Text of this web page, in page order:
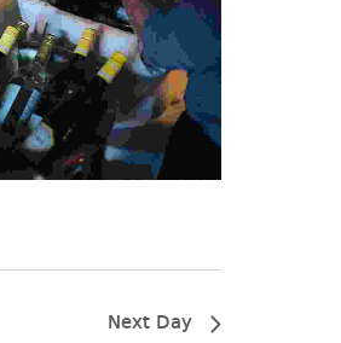
Next Day